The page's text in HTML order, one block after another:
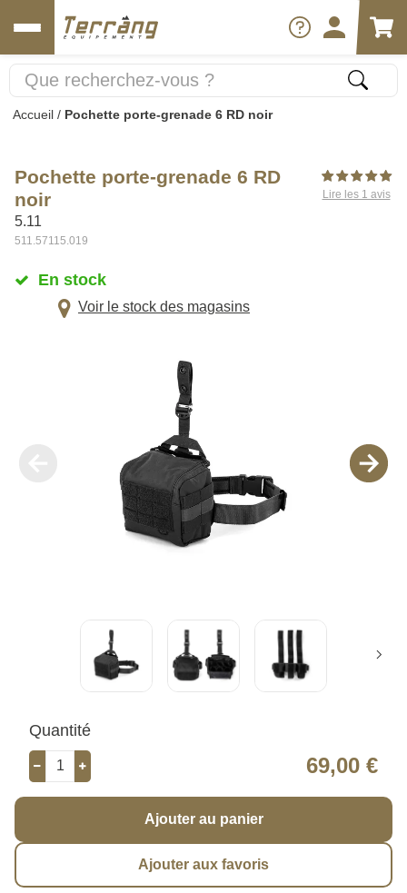
Accueil / Pochette porte-grenade 6 RD noir
Pochette porte-grenade 6 RD
noir
5.11
511.57115.019
Lire les 1 avis
En stock
Voir le stock des magasins
Quantité
69,00 €
Ajouter au panier
Ajouter aux favoris